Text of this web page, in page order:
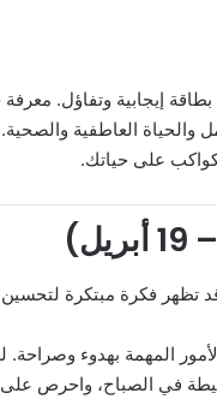
بطاقة إيجابية وتفاؤل.
والحياة العاطفية والصحية.
على حياتك.
تظهر فكرة مبتكرة
المهمة بهدوء
في الصباح، واحرص على